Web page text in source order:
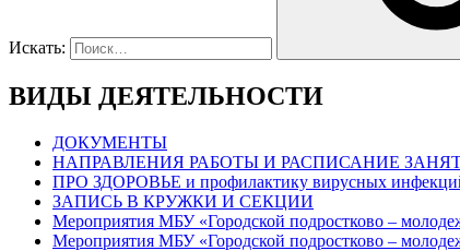
Искать:
ВИДЫ ДЕЯТЕЛЬНОСТИ
ДОКУМЕНТЫ
НАПРАВЛЕНИЯ РАБОТЫ И РАСПИСАНИЕ
ПРО ЗДОРОВЬЕ и профилактику вирусных
ЗАПИСЬ В КРУЖКИ И СЕКЦИИ
Мероприятия МБУ «Городской подростково –
Мероприятия МБУ «Городской подростково –